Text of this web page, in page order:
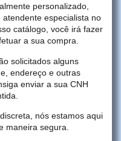
personalizado,
especialista no
catálogo, você irá fazer
a sua compra.
solicitados alguns
endereço e outras
enviar a sua CNH
nós estamos aqui
maneira segura.